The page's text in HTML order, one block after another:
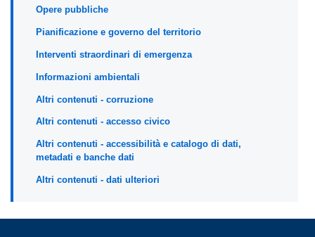
Opere pubbliche
Pianificazione e governo del territorio
Interventi straordinari di emergenza
Informazioni ambientali
Altri contenuti - corruzione
Altri contenuti - accesso civico
Altri contenuti - accessibilità e catalogo di dati,
metadati e banche dati
Altri contenuti - dati ulteriori